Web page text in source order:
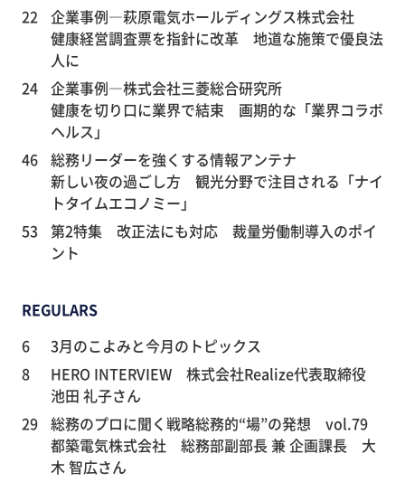
22
企業事例―萩原電気ホールディングス株式会社
健康経営調査票を指針に改革 地道な施策で優良法
人に
24 企業事例―株式会社三菱総合研究所
健康を切り口に業界で結束 画期的な「業界コラボ
ヘルス」
46 総務リーダーを強くする情報アンテナ
新しい夜の過ごし方 観光分野で注目される「ナイ
トタイムエコノミー」
53 第2特集 改正法にも対応 裁量労働制導入のポイ
ント
REGULARS
6
3月のこよみと今月のトピックス
8
HERO INTERVIEW 株式会社Realize代表取締役
池田 礼子さん
29 総務のプロに聞く戦略総務的“場”の発想 vol.79
都築電気株式会社 総務部副部長 兼 企画課長 大
木 智広さん